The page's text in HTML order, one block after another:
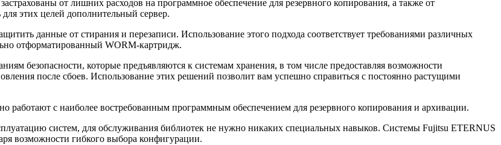
от лишних расходов на программное обеспечение для резервного копирования, а также от
этих целей дополнительный сервер.
данные от стирания и перезаписи. Использование этого подхода соответствует требованиями различных
отформатированный WORM-картридж.
безопасности, которые предъявляются к системам хранения, в том числе предоставляя возможности
после сбоев. Использование этих решений позволит вам успешно справиться с постоянно растущими
с наиболее востребованным программным обеспечением для резервного копирования и архивации.
систем, для обслуживания библиотек не нужно никаких специальных навыков. Системы Fujitsu ETERNUS
возможности гибкого выбора конфигурации.